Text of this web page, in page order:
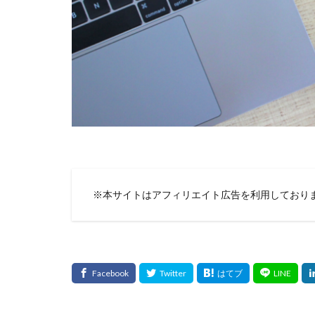
※本サイトはアフィリエイト広告を利用しており